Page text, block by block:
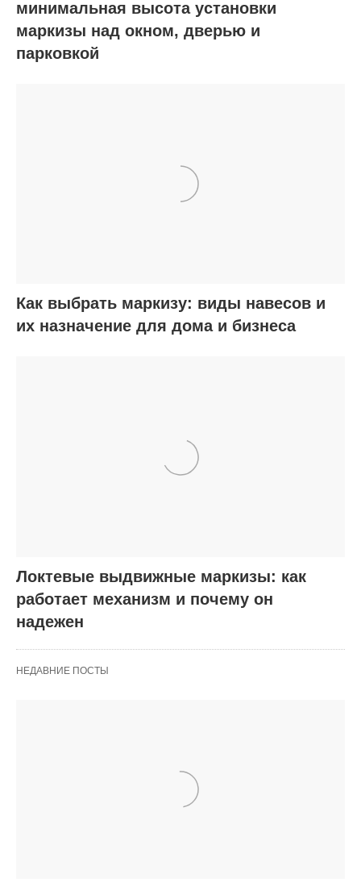
минимальная высота установки
маркизы над окном, дверью и
парковкой
Как выбрать маркизу: виды навесов и
их назначение для дома и бизнеса
Локтевые выдвижные маркизы: как
работает механизм и почему он
надежен
НЕДАВНИЕ ПОСТЫ